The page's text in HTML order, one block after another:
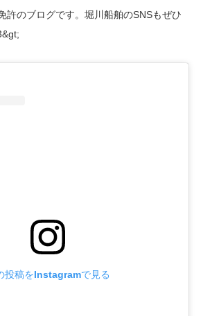
許のブログです。堀川船舶のSNSもぜひ
投稿をInstagramで見る